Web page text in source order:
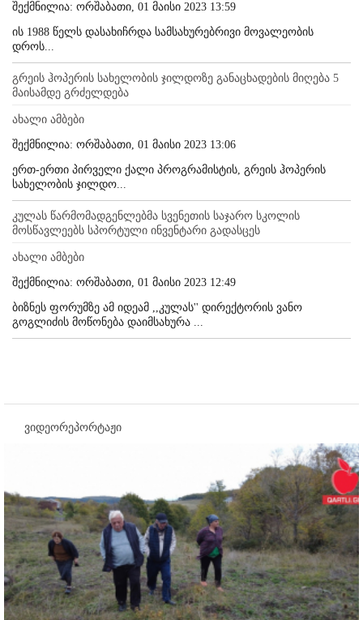
შექმნილია: ორშაბათი, 01 მაისი 2023 13:59
ის 1988 წელს დასახიჩრდა სამსახურებრივი მოვალეობის
დროს...
გრეის ჰოპერის სახელობის ჯილდოზე განაცხადების მიღება 5
მაისამდე გრძელდება
ახალი ამბები
შექმნილია: ორშაბათი, 01 მაისი 2023 13:06
ერთ-ერთი პირველი ქალი პროგრამისტის, გრეის ჰოპერის
სახელობის ჯილდო...
კულას წარმომადგენლებმა სვენეთის საჯარო სკოლის
მოსწავლეებს სპორტული ინვენტარი გადასცეს
ახალი ამბები
შექმნილია: ორშაბათი, 01 მაისი 2023 12:49
ბიზნეს ფორუმზე ამ იდეამ ,,კულას'' დირექტორის ვანო
გოგლიძის მოწონება დაიმსახურა ...
ვიდეორეპორტაჟი